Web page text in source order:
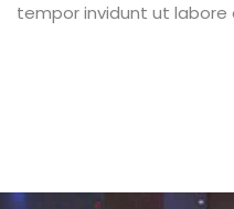
tempor invidunt ut labore